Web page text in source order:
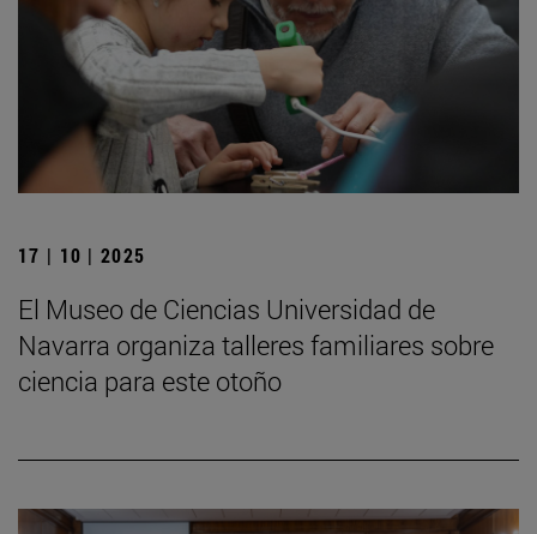
17 | 10 | 2025
El Museo de Ciencias Universidad de
Navarra organiza talleres familiares sobre
ciencia para este otoño